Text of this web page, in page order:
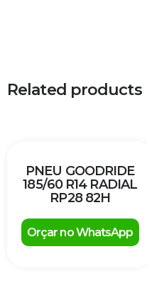
Related products
PNEU GOODRIDE
185/60 R14 RADIAL
RP28 82H
Orçar no WhatsApp